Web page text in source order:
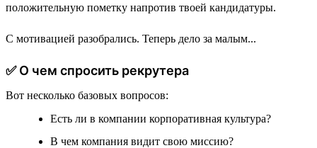
положительную пометку напротив твоей кандидатуры.
С мотивацией разобрались. Теперь дело за малым...
✅ О чем спросить рекрутера
Вот несколько базовых вопросов:
Есть ли в компании корпоративная культура?
В чем компания видит свою миссию?